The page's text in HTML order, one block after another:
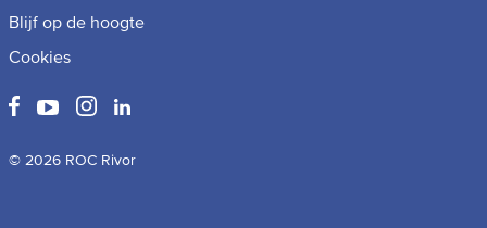
Blijf op de hoogte
Cookies
© 2026 ROC Rivor